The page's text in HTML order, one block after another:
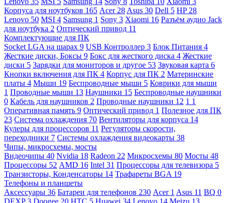
Корпуса для ноутбуков 165 Acer 28 Asus 30 Dell 5 HP 28
Lenovo 50 MSI 4 Samsung 1 Sony 3 Xiaomi 16 Разъём аудио Jack
для ноутбука 2 Оптический привод 11
Комплектующие для ПК
Socket LGA на шарах 9 USB Контроллер 3 Блок Питания 4
Жесткие диски, Боксы 9 Бокс для жесткого диска 4 Жесткие
диски 5 Зарядки для мониторов и другое 53 Звуковая карта 6
Кнопки включения для ПК 4 Корпус для ПК 2 Материнские
платы 4 Мыши 19 Беспроводные мыши 5 Коврики для мыши
1 Проводные мыши 13 Наушники 15 Беспроводные наушники
0 Кабель для наушников 2 Проводные наушники 12 1 1
Оперативная память 9 Оптический привод 1 Полезное для ПК
23 Система охлаждения 70 Вентиляторы для корпуса 14
Кулеры для процессоров 11 Регуляторы скорости,
переходники 7 Системы охлаждения видеокарты 38
Чипы, микросхемы, мосты
Видеочипы 40 Nvidia 18 Radeon 22 Микросхемы 80 Мосты 48
Процессоры 52 AMD 16 Intel 31 Процессоры для телевизора 5
Транзисторы, Конденсаторы 14 Трафареты BGA 19
Телефоны и планшеты
Аксессуары 36 Батареи для телефонов 230 Acer 1 Asus 11 BQ 0
DEXP3 Doogee 20 HTC 5 Huawei 34 Lenovo 14 Meizu 13